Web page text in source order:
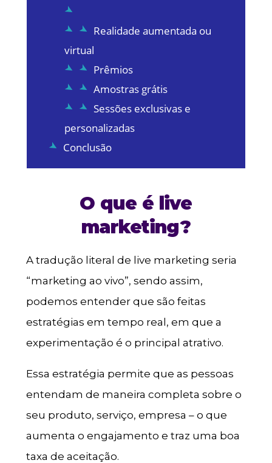
Realidade aumentada ou
virtual
Prêmios
Amostras grátis
Sessões exclusivas e
personalizadas
Conclusão
O que é live
marketing?
A tradução literal de live marketing seria
“marketing ao vivo”, sendo assim,
podemos entender que são feitas
estratégias em tempo real, em que a
experimentação é o principal atrativo.
Essa estratégia permite que as pessoas
entendam de maneira completa sobre o
seu produto, serviço, empresa – o que
aumenta o engajamento e traz uma boa
taxa de aceitação.